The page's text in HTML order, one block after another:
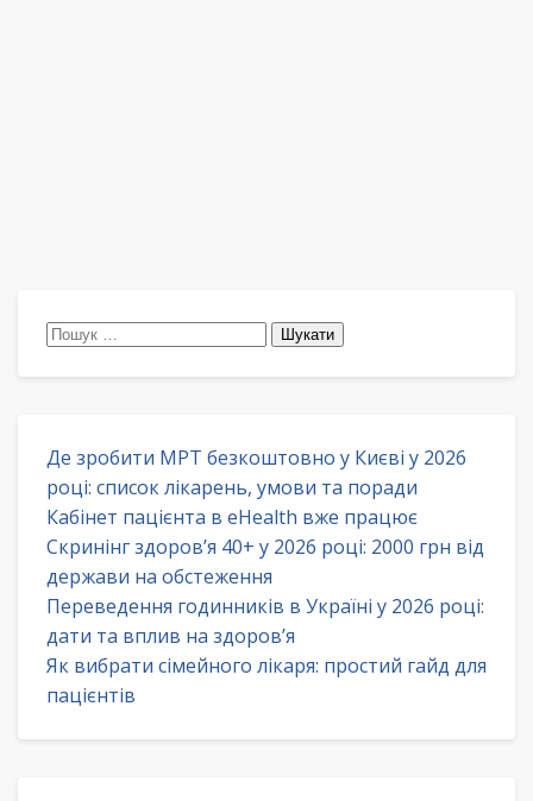
Пошук:
Де зробити МРТ безкоштовно у Києві у 2026
році: список лікарень, умови та поради
Кабінет пацієнта в eHealth вже працює
Скринінг здоров’я 40+ у 2026 році: 2000 грн від
держави на обстеження
Переведення годинників в Україні у 2026 році:
дати та вплив на здоров’я
Як вибрати сімейного лікаря: простий гайд для
пацієнтів